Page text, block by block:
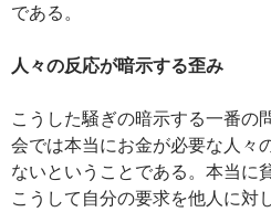
である。
人々の反応が暗示する歪み
こうした騒ぎの暗示する一番の
会では本当にお金が必要な人々
ないということである。本当に
こうして自分の要求を他人に対